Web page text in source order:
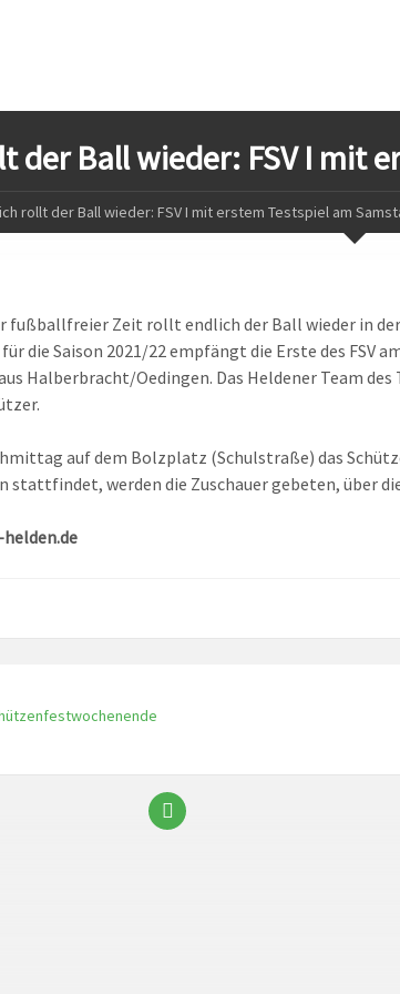
der Ball wieder: FSV I mit
rollt der Ball wieder: FSV I mit erstem Testspiel am
fußballfreier Zeit rollt endlich der Ball wieder in
die Saison 2021/22 empfängt die Erste des FSV
Halberbracht/Oedingen. Das Heldener Team
auf dem Bolzplatz (Schulstraße) das
stattfindet, werden die Zuschauer gebeten, über